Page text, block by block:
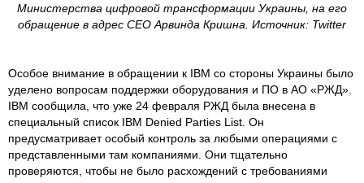
Министерства цифровой трансформации Украины, на его
обращение в адрес CEO Арвинда Кришна. Источник: Twitter
Особое внимание в обращении к IBM со стороны Украины было
уделено вопросам поддержки оборудования и ПО в АО «РЖД».
IBM сообщила, что уже 24 февраля РЖД была внесена в
специальный список IBM Denied Parties List. Он
предусматривает особый контроль за любыми операциями с
представленными там компаниями. Они тщательно
проверяются, чтобы не было расхождений с требованиями